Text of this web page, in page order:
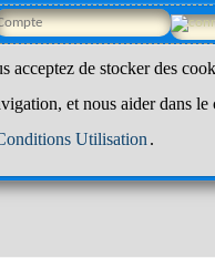
acceptez de stocker des
et nous aider dans le
Utilisation .